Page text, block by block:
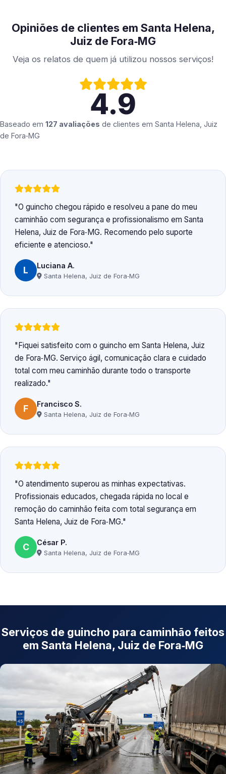
Opiniões de clientes em Santa Helena,
Juiz de Fora‑MG
Veja os relatos de quem já utilizou nossos serviços!
4.9
Baseado em 127 avaliações de clientes em Santa Helena, Juiz
de Fora‑MG
O guincho chegou rápido e resolveu a pane do meu
caminhão com segurança e profissionalismo em Santa
Helena, Juiz de Fora‑MG. Recomendo pelo suporte
eficiente e atencioso.
L Luciana A.
Santa Helena, Juiz de Fora‑MG
Fiquei satisfeito com o guincho em Santa Helena, Juiz
de Fora‑MG. Serviço ágil, comunicação clara e cuidado
total com meu caminhão durante todo o transporte
realizado.
F Francisco S.
Santa Helena, Juiz de Fora‑MG
O atendimento superou as minhas expectativas.
Profissionais educados, chegada rápida no local e
remoção do caminhão feita com total segurança em
Santa Helena, Juiz de Fora‑MG.
C César P.
Santa Helena, Juiz de Fora‑MG
Serviços de guincho para caminhão feitos
em Santa Helena, Juiz de Fora‑MG